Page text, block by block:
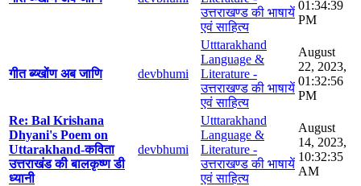
उत्तराखण्ड की भाषायें
एवं साहित्य
01:34:39
PM
गीत ब्य्खोंण अब जाणि devbhumi
Utttarakhand
Language &
Literature -
उत्तराखण्ड की भाषायें
एवं साहित्य
August
22, 2023,
01:32:56
PM
Re: Bal Krishana
Dhyani's Poem on
Uttarakhand-कविता
उत्तराखंड की बालकृष्ण डी
ध्यानी
devbhumi
Utttarakhand
Language &
Literature -
उत्तराखण्ड की भाषायें
एवं साहित्य
August
14, 2023,
10:32:35
AM